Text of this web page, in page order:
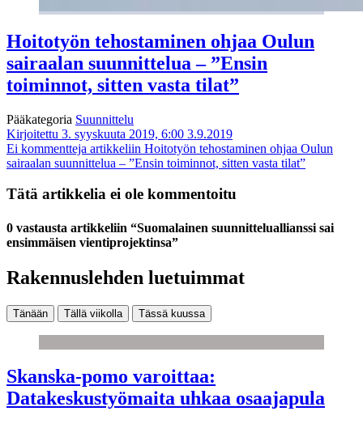
Hoitotyön tehostaminen ohjaa Oulun
sairaalan suunnittelua – ”Ensin
toiminnot, sitten vasta tilat”
Pääkategoria Suunnittelu
Kirjoitettu 3. syyskuuta 2019, 6:00 3.9.2019
Ei kommentteja artikkeliin Hoitotyön tehostaminen ohjaa Oulun
sairaalan suunnittelua – ”Ensin toiminnot, sitten vasta tilat”
Tätä artikkelia ei ole kommentoitu
0 vastausta artikkeliin “Suomalainen suunnitteluallianssi sai
ensimmäisen vientiprojektinsa”
Rakennuslehden luetuimmat
Tänään Tällä viikolla Tässä kuussa
Skanska-pomo varoittaa:
Datakeskustyömaita uhkaa osaajapula